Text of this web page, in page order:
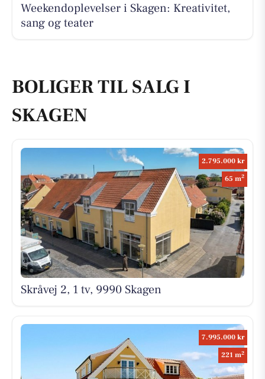
Weekendoplevelser i Skagen: Kreativitet,
sang og teater
BOLIGER TIL SALG I
SKAGEN
2.795.000 kr
65 m2
Skråvej 2, 1 tv, 9990 Skagen
7.995.000 kr
221 m2